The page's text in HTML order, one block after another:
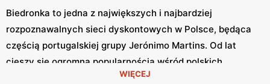
Biedronka to jedna z największych i najbardziej
rozpoznawalnych sieci dyskontowych w Polsce, będąca
częścią portugalskiej grupy Jerónimo Martins. Od lat
cieszy się ogromną popularnością wśród polskich
konsumentów, oferując szeroki asortyment produktów
WIĘCEJ